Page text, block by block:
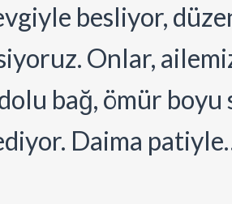
besliyor,
Onlar,
bağ, ömür boyu
Daima